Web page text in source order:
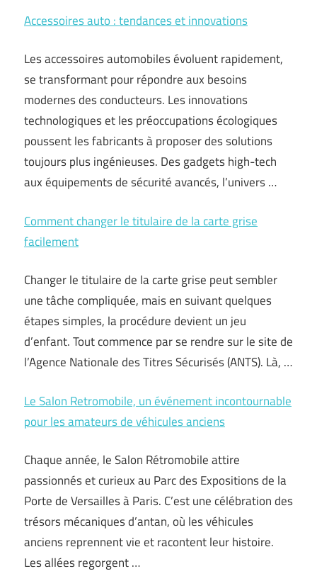
Accessoires auto : tendances et innovations
Les accessoires automobiles évoluent rapidement,
se transformant pour répondre aux besoins
modernes des conducteurs. Les innovations
technologiques et les préoccupations écologiques
poussent les fabricants à proposer des solutions
toujours plus ingénieuses. Des gadgets high-tech
aux équipements de sécurité avancés, l’univers …
Comment changer le titulaire de la carte grise
facilement
Changer le titulaire de la carte grise peut sembler
une tâche compliquée, mais en suivant quelques
étapes simples, la procédure devient un jeu
d’enfant. Tout commence par se rendre sur le site de
l’Agence Nationale des Titres Sécurisés (ANTS). Là, …
Le Salon Retromobile, un événement incontournable
pour les amateurs de véhicules anciens
Chaque année, le Salon Rétromobile attire
passionnés et curieux au Parc des Expositions de la
Porte de Versailles à Paris. C’est une célébration des
trésors mécaniques d’antan, où les véhicules
anciens reprennent vie et racontent leur histoire.
Les allées regorgent …